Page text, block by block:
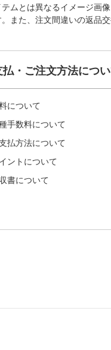
ムとは異なるイメージ画
また、注文間違いの返品
払・ご注文方法につ
について
手数料について
払方法について
ントについて
書について